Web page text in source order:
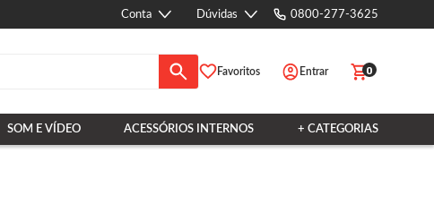
Conta Dúvidas 0800-277-3625
Favoritos Entrar 0
SOM E VÍDEO ACESSÓRIOS INTERNOS + CATEGORIAS